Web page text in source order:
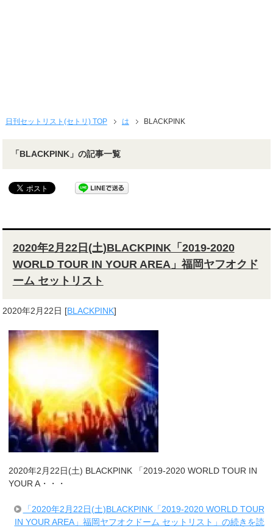
日刊セットリスト(セトリ) TOP は BLACKPINK
「BLACKPINK」の記事一覧
2020年2月22日(土)BLACKPINK「2019-2020
WORLD TOUR IN YOUR AREA」福岡ヤフオクド
ーム セットリスト
2020年2月22日 [BLACKPINK]
2020年2月22日(土) BLACKPINK 「2019-2020 WORLD TOUR IN
YOUR A・・・
「2020年2月22日(土)BLACKPINK「2019-2020 WORLD TOUR
IN YOUR AREA」福岡ヤフオクドーム セットリスト」の続きを読